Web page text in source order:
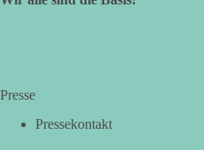
Presse
Pressekontakt